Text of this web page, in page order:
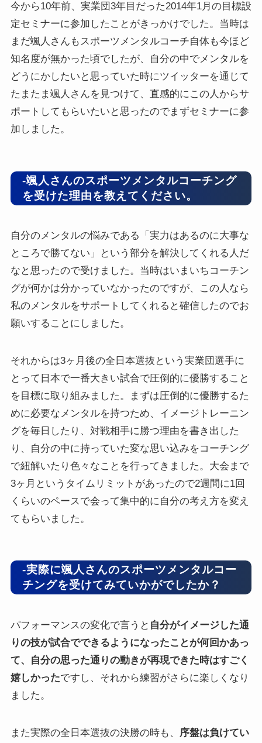
今から10年前、実業団3年目だった2014年1月の目標設
定セミナーに参加したことがきっかけでした。当時は
まだ颯人さんもスポーツメンタルコーチ自体も今ほど
知名度が無かった頃でしたが、自分の中でメンタルを
どうにかしたいと思っていた時にツイッターを通じて
たまたま颯人さんを見つけて、直感的にこの人からサ
ポートしてもらいたいと思ったのでまずセミナーに参
加しました。
-颯人さんのスポーツメンタルコーチング
を受けた理由を教えてください。
自分のメンタルの悩みである「実力はあるのに大事な
ところで勝てない」という部分を解決してくれる人だ
なと思ったので受けました。当時はいまいちコーチン
グが何かは分かっていなかったのですが、この人なら
私のメンタルをサポートしてくれると確信したのでお
願いすることにしました。
それからは3ヶ月後の全日本選抜という実業団選手に
とって日本で一番大きい試合で圧倒的に優勝すること
を目標に取り組みました。まずは圧倒的に優勝するた
めに必要なメンタルを持つため、イメージトレーニン
グを毎日したり、対戦相手に勝つ理由を書き出した
り、自分の中に持っていた変な思い込みをコーチング
で紐解いたり色々なことを行ってきました。大会まで
3ヶ月というタイムリミットがあったので2週間に1回
くらいのペースで会って集中的に自分の考え方を変え
てもらいました。
-実際に颯人さんのスポーツメンタルコー
チングを受けてみていかがでしたか？
パフォーマンスの変化で言うと 自分がイメージした通
りの技が試合でできるようになったことが何回かあっ
て、自分の思った通りの動きが再現できた時はすごく
嬉しかったですし、それから練習がさらに楽しくなり
ました。
また実際の全日本選抜の決勝の時も、
序盤は負けてい